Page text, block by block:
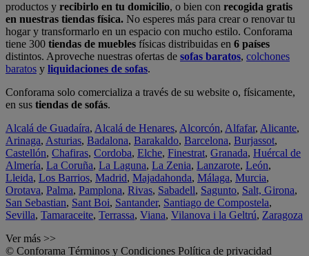
productos y recibirlo en tu domicilio, o bien con recogida gratis
en nuestras tiendas física. No esperes más para crear o renovar tu
hogar y transformarlo en un espacio con mucho estilo. Conforama
tiene 300 tiendas de muebles físicas distribuidas en 6 países
distintos. Aproveche nuestras ofertas de sofas baratos, colchones
baratos y liquidaciones de sofas.
Conforama solo comercializa a través de su website o, físicamente,
en sus tiendas de sofás.
Alcalá de Guadaíra, Alcalá de Henares, Alcorcón, Alfafar, Alicante,
Arinaga, Asturias, Badalona, Barakaldo, Barcelona, Burjassot,
Castellón, Chafiras, Cordoba, Elche, Finestrat, Granada, Huércal de
Almería, La Coruña, La Laguna, La Zenia, Lanzarote, León,
Lleida, Los Barrios, Madrid, Majadahonda, Málaga, Murcia,
Orotava, Palma, Pamplona, Rivas, Sabadell, Sagunto, Salt, Girona,
San Sebastian, Sant Boi, Santander, Santiago de Compostela,
Sevilla, Tamaraceite, Terrassa, Viana, Vilanova i la Geltrú, Zaragoza
Ver más >>
© Conforama Términos y Condiciones Política de privacidad